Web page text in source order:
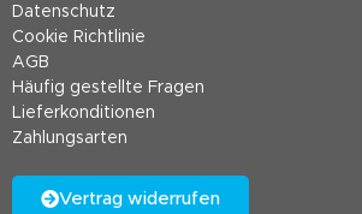
Datenschutz
Cookie Richtlinie
AGB
Häufig gestellte Fragen
Lieferkonditionen
Zahlungsarten
Vertrag widerrufen